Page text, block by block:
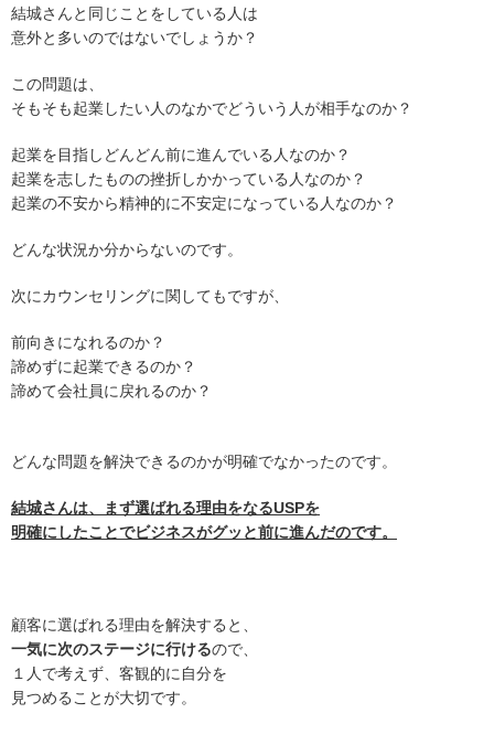
結城さんと同じことをしている人は
意外と多いのではないでしょうか？
この問題は、
そもそも起業したい人のなかでどういう人が相手なのか？
起業を目指しどんどん前に進んでいる人なのか？
起業を志したものの挫折しかかっている人なのか？
起業の不安から精神的に不安定になっている人なのか？
どんな状況か分からないのです。
次にカウンセリングに関してもですが、
前向きになれるのか？
諦めずに起業できるのか？
諦めて会社員に戻れるのか？
どんな問題を解決できるのかが明確でなかったのです。
結城さんは、まず選ばれる理由をなるUSPを
明確にしたことでビジネスがグッと前に進んだのです。
顧客に選ばれる理由を解決すると、
一気に次のステージに行けるので、
１人で考えず、客観的に自分を
見つめることが大切です。